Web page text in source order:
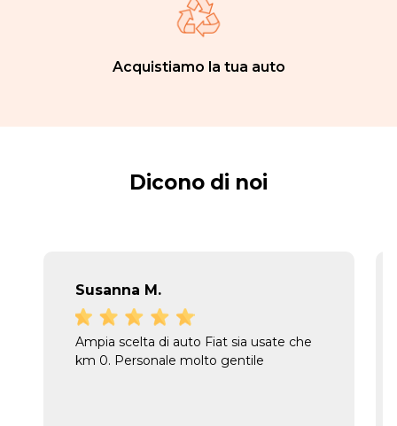
Acquistiamo la tua auto
Dicono di noi
Susanna M.
Ampia scelta di auto Fiat sia usate che
km 0. Personale molto gentile